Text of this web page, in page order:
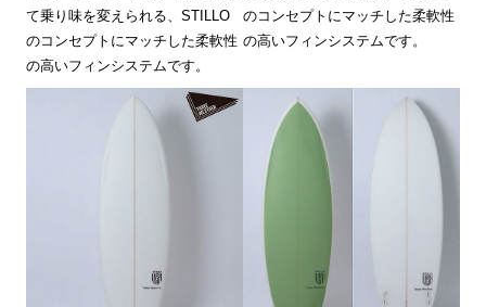
て乗り味を変えられる、STILLO
のコンセプトにマッチした柔軟性
の高いフィンシステムです。
のコンセプトにマッチした柔軟性
の高いフィンシステムです。